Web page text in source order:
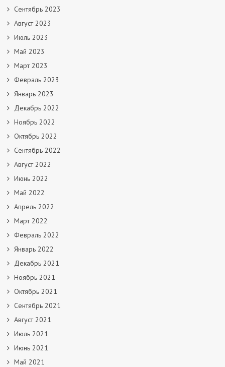
Сентябрь 2023
Август 2023
Июль 2023
Май 2023
Март 2023
Февраль 2023
Январь 2023
Декабрь 2022
Ноябрь 2022
Октябрь 2022
Сентябрь 2022
Август 2022
Июнь 2022
Май 2022
Апрель 2022
Март 2022
Февраль 2022
Январь 2022
Декабрь 2021
Ноябрь 2021
Октябрь 2021
Сентябрь 2021
Август 2021
Июль 2021
Июнь 2021
Май 2021